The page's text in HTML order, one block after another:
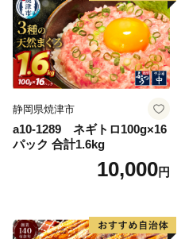
静岡県焼津市
a10-1289 ネギトロ100g×16
パック 合計1.6kg
10,000円